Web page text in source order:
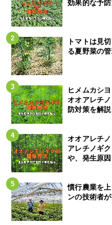
効果的な予
トマトは見
る夏野菜の
ヒメムカシ
オオアレチ
防対策を解説
オオアレチ
アレチノギ
や、発生原
慣行農業を
ンの技術者